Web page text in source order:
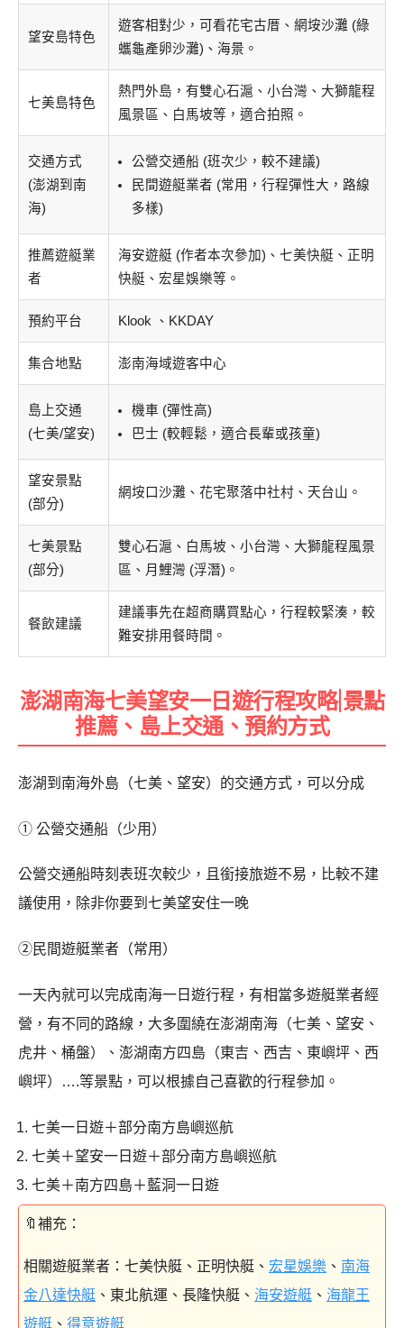
望安島特色
遊客相對少，可看花宅古厝、網垵沙灘 (綠
蠵龜產卵沙灘)、海景。
七美島特色
熱門外島，有雙心石滬、小台灣、大獅龍程
風景區、白馬坡等，適合拍照。
交通方式
(澎湖到南
海)
公營交通船 (班次少，較不建議)
民間遊艇業者 (常用，行程彈性大，路線
多樣)
推薦遊艇業
者
海安遊艇 (作者本次參加)、七美快艇、正明
快艇、宏星娛樂等。
預約平台 Klook 、KKDAY
集合地點 澎南海域遊客中心
島上交通
(七美/望安)
機車 (彈性高)
巴士 (較輕鬆，適合長輩或孩童)
望安景點
(部分)
網垵口沙灘、花宅聚落中社村、天台山。
七美景點
(部分)
雙心石滬、白馬坡、小台灣、大獅龍程風景
區、月鯉灣 (浮潛)。
餐飲建議
建議事先在超商購買點心，行程較緊湊，較
難安排用餐時間。
澎湖南海七美望安一日遊行程攻略|景點
推薦、島上交通、預約方式
澎湖到南海外島（七美、望安）的交通方式，可以分成
① 公營交通船（少用）
公營交通船時刻表班次較少，且銜接旅遊不易，比較不建
議使用，除非你要到七美望安住一晚
②民間遊艇業者（常用）
一天內就可以完成南海一日遊行程，有相當多遊艇業者經
營，有不同的路線，大多圍繞在澎湖南海（七美、望安、
虎井、桶盤）、澎湖南方四島（東吉、西吉、東嶼坪、西
嶼坪）….等景點，可以根據自己喜歡的行程參加。
七美一日遊＋部分南方島嶼巡航
七美＋望安一日遊＋部分南方島嶼巡航
七美＋南方四島＋藍洞一日遊
相關遊艇業者： 七美快艇、正明快艇、 宏星娛樂 、 南海
金八達快艇 、東北航運、長隆快艇、 海安遊艇 、 海龍王
遊艇 、 得意遊艇